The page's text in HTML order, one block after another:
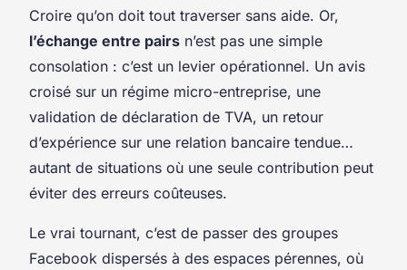
Croire qu’on doit tout traverser sans aide. Or,
l’échange entre pairs n’est pas une simple
consolation : c’est un levier opérationnel. Un avis
croisé sur un régime micro-entreprise, une
validation de déclaration de TVA, un retour
d’expérience sur une relation bancaire tendue…
autant de situations où une seule contribution peut
éviter des erreurs coûteuses.
Le vrai tournant, c’est de passer des groupes
Facebook dispersés à des espaces pérennes, où